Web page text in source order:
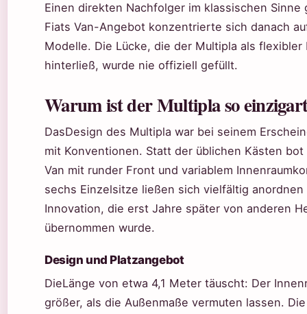
Einen direkten Nachfolger im klassischen Sinne
Fiats Van-Angebot konzentrierte sich danach
Modelle. Die Lücke, die der Multipla als flexibler
hinterließ, wurde nie offiziell gefüllt.
Warum ist der Multipla so
DasDesign des Multipla war bei seinem
mit Konventionen. Statt der üblichen Kästen bot
Van mit runder Front und variablem
sechs Einzelsitze ließen sich vielfältig anordnen
Innovation, die erst Jahre später von anderen
übernommen wurde.
Design und Platzangebot
DieLänge von etwa 4,1 Meter täuscht: Der
größer, als die Außenmaße vermuten lassen.